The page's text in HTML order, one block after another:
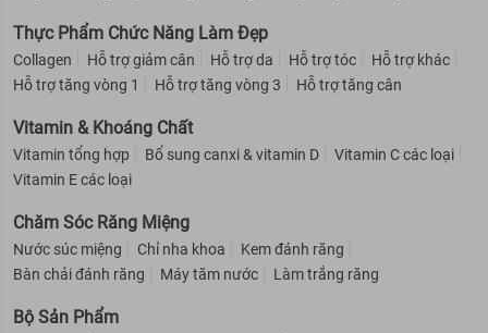
Thực Phẩm Chức Năng Làm Đẹp
Collagen Hỗ trợ giảm cân Hỗ trợ da Hỗ trợ tóc
Hỗ trợ khác
Hỗ trợ tăng vòng 1
Hỗ trợ tăng vòng 3 Hỗ trợ tăng cân
Vitamin & Khoáng Chất
Vitamin tổng hợp Bổ sung canxi & vitamin D
Vitamin C các loại
Vitamin E các loại
Chăm Sóc Răng Miệng
Nước súc miệng Chỉ nha khoa
Kem đánh răng
Bàn chải đánh răng
Máy tăm nước Làm trắng răng
Bộ Sản Phẩm